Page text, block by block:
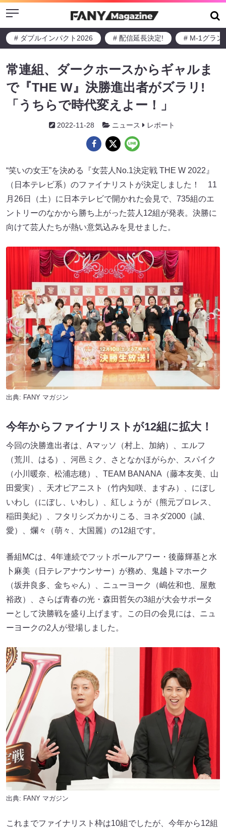
Menu
# ダブルインパクト2026 # 配信延長決定! # M-1グラン
常連組、ダークホースからギャルま
で『THE W』決勝進出者がズラリ!
「うちらで時代変えよー！」
2022-11-28 ニュース レポート
“笑いの女王”を決める『女芸人No.1決定戦 THE W 2022』
（日本テレビ系）のファイナリストが決定しました！ 11
月26日（土）に日本テレビで開かれた会見で、735組のエ
ントリーのなかから勝ち上がった芸人12組が発表。決勝に
向けて芸人たちが熱い意気込みを見せました。
出典: FANY マガジン
今年からファイナリストが12組に拡大！
今回の決勝進出者は、Aマッソ（村上、加納）、エルフ
（荒川、はる）、河邑ミク、さとなかほがらか、スパイク
（小川暖奈、松浦志穂）、TEAM BANANA（藤本友美、山
田愛実）、天才ピアニスト（竹内知咲、ますみ）、にぼし
いわし（にぼし、いわし）、紅しょうが（熊元プロレス、
稲田美紀）、フタリシズカかりこる、ヨネダ2000（誠、
愛）、爛々（萌々、大国麗）の12組です。
番組MCは、4年連続でフットボールアワー・後藤輝基と水
卜麻美（日テレアナウンサー）が務め、鬼越トマホーク
（坂井良多、金ちゃん）、ニューヨーク（嶋佐和也、屋敷
裕政）、さらば青春の光・森田哲矢の3組が大会サポータ
ーとして決勝戦を盛り上げます。この日の会見には、ニュ
ーヨークの2人が登場しました。
出典: FANY マガジン
これまでファイナリスト枠は10組でしたが、今年から12組